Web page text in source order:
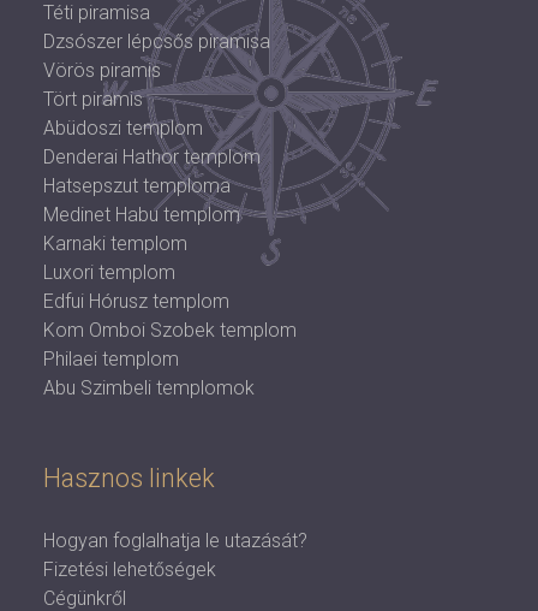
Téti piramisa
Dzsószer lépcsős piramisa
Vörös piramis
Tört piramis
Abüdoszi templom
Denderai Hathor templom
Hatsepszut temploma
Medinet Habu templom
Karnaki templom
Luxori templom
Edfui Hórusz templom
Kom Omboi Szobek templom
Philaei templom
Abu Szimbeli templomok
Hasznos linkek
Hogyan foglalhatja le utazását?
Fizetési lehetőségek
Cégünkről